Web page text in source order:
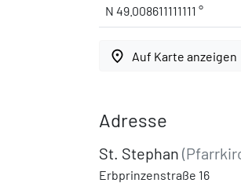
N 49.008611111111 °
place Auf Karte anzeigen
Adresse
St. Stephan
Erbprinzenstraße 16